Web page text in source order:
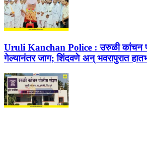
Uruli Kanchan Police : उरुळी कांचन
गेल्यानंतर जाग; शिंदवणे अन् भवरापुरात